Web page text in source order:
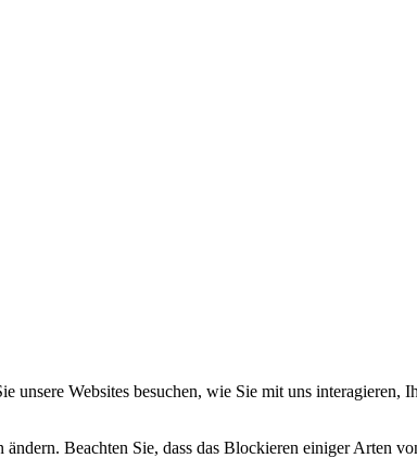
Websites besuchen, wie Sie mit uns interagieren,
Beachten Sie, dass das Blockieren einiger Arten